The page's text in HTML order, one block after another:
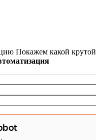
Покажем какой крутой